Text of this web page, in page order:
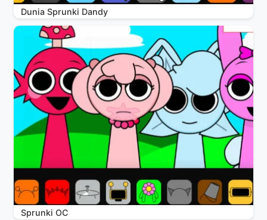
Dunia Sprunki Dandy
Sprunki OC